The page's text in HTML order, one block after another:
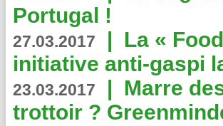
Portugal !
27.03.2017 | La «
initiative anti-gaspi
23.03.2017 | Marre
trottoir ?